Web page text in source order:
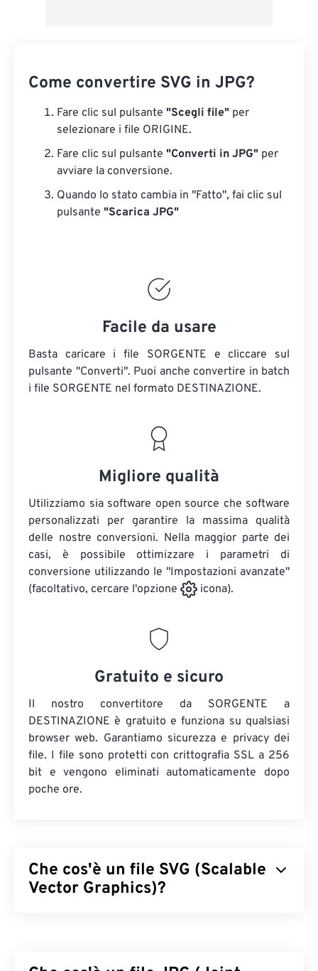
Come convertire SVG in JPG?
Fare clic sul pulsante "Scegli file" per
selezionare i file ORIGINE.
Fare clic sul pulsante "Converti in JPG" per
avviare la conversione.
Quando lo stato cambia in "Fatto", fai clic sul
pulsante "Scarica JPG"
Facile da usare
Basta caricare i file SORGENTE e cliccare sul
pulsante "Converti". Puoi anche convertire in batch
i file SORGENTE nel formato DESTINAZIONE.
Migliore qualità
Utilizziamo sia software open source che software
personalizzati per garantire la massima qualità
delle nostre conversioni. Nella maggior parte dei
casi, è possibile ottimizzare i parametri di
conversione utilizzando le "Impostazioni avanzate"
(facoltativo, cercare l'opzione
icona).
Gratuito e sicuro
Il nostro convertitore da SORGENTE a
DESTINAZIONE è gratuito e funziona su qualsiasi
browser web. Garantiamo sicurezza e privacy dei
file. I file sono protetti con crittografia SSL a 256
bit e vengono eliminati automaticamente dopo
poche ore.
Che cos'è un file SVG (Scalable
Vector Graphics)?